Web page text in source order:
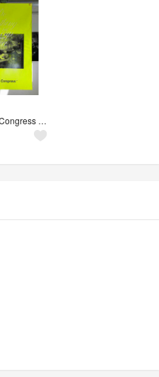
Do Nothing Congress Hand Printed Poster